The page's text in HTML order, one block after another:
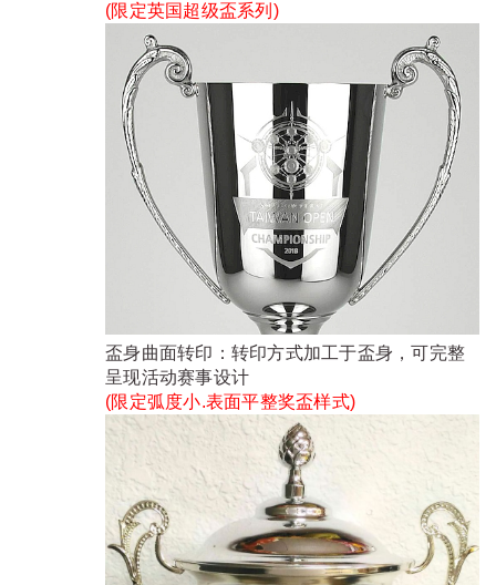
(限定英国超级盃系列 )
盃身曲面转印：转印方式加工于盃身，可完整
呈现活动赛事设计
(限定弧度小.表面平整奖盃样式)